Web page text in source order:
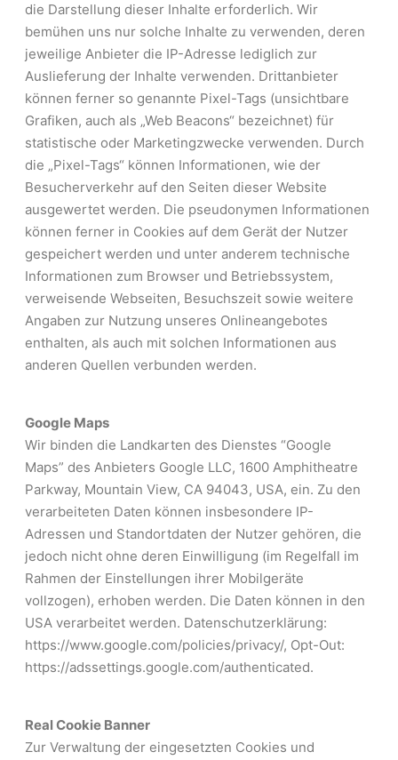
die Darstellung dieser Inhalte erforderlich. Wir
bemühen uns nur solche Inhalte zu verwenden, deren
jeweilige Anbieter die IP-Adresse lediglich zur
Auslieferung der Inhalte verwenden. Drittanbieter
können ferner so genannte Pixel-Tags (unsichtbare
Grafiken, auch als „Web Beacons“ bezeichnet) für
statistische oder Marketingzwecke verwenden. Durch
die „Pixel-Tags“ können Informationen, wie der
Besucherverkehr auf den Seiten dieser Website
ausgewertet werden. Die pseudonymen Informationen
können ferner in Cookies auf dem Gerät der Nutzer
gespeichert werden und unter anderem technische
Informationen zum Browser und Betriebssystem,
verweisende Webseiten, Besuchszeit sowie weitere
Angaben zur Nutzung unseres Onlineangebotes
enthalten, als auch mit solchen Informationen aus
anderen Quellen verbunden werden.
Google Maps
Wir binden die Landkarten des Dienstes “Google
Maps” des Anbieters Google LLC, 1600 Amphitheatre
Parkway, Mountain View, CA 94043, USA, ein. Zu den
verarbeiteten Daten können insbesondere IP-
Adressen und Standortdaten der Nutzer gehören, die
jedoch nicht ohne deren Einwilligung (im Regelfall im
Rahmen der Einstellungen ihrer Mobilgeräte
vollzogen), erhoben werden. Die Daten können in den
USA verarbeitet werden. Datenschutzerklärung:
https://www.google.com/policies/privacy/, Opt-Out:
https://adssettings.google.com/authenticated.
Real Cookie Banner
Zur Verwaltung der eingesetzten Cookies und